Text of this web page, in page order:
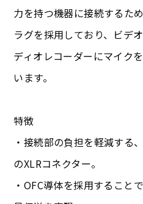
力を持つ機器に接続するた
ラグを採用しており、ビデ
ディオレコーダーにマイク
います。
特徴
・接続部の負担を軽減する
のXLRコネクター。
・OFC導体を採用すること